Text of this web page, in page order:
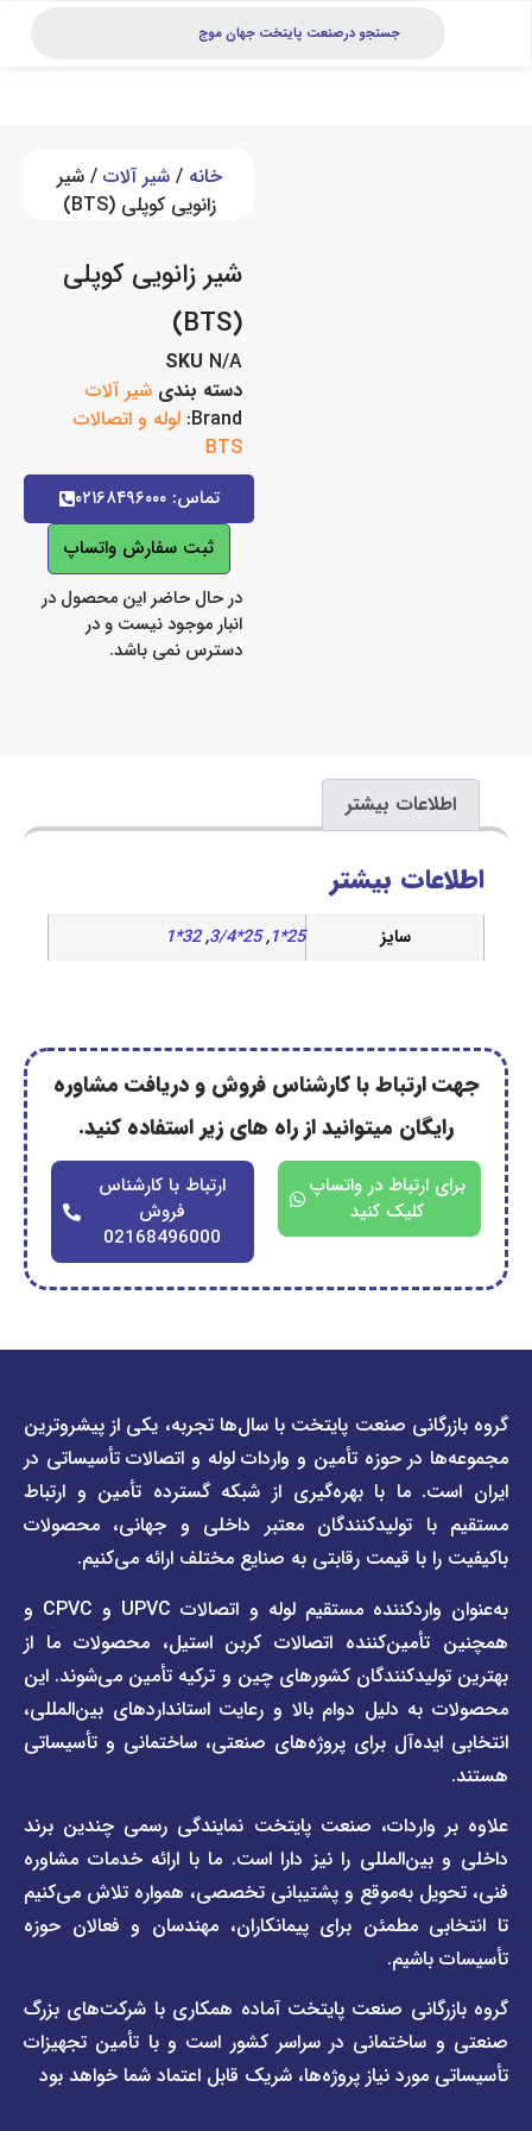
شیر آلات/ شیر
زانویی کوپلی (BTS)
شیر زانویی کوپلی
شیر آلات
لوله و اتصالات
ثبت سفارش واتساپ
در حال حاضر این محصول در
انبار موجود نیست و در
دسترس نمی باشد.
بیشتر
بیشتر
25*1
,
32*1
با کارشناس فروش و دریافت مشاوره
میتوانید از راه های زیر استفاده کنید.
ارتباط با کارشناس
02168496000
در واتساپ
کلیک کنید
صنعت پایتخت با سال‌ها تجربه، یکی از پیشروترین
حوزه تأمین و واردات لوله و اتصالات تأسیساتی در
ما با بهره‌گیری از شبکه گسترده تأمین و ارتباط
تولیدکنندگان معتبر داخلی و جهانی، محصولات
با قیمت رقابتی به صنایع مختلف ارائه می‌کنیم.
به‌عنوان واردکننده مستقیم لوله و اتصالات UPVC و CPVC و
اتصالات کربن استیل، محصولات ما از
کشورهای چین و ترکیه تأمین می‌شوند. این
دلیل دوام بالا و رعایت استانداردهای بین‌المللی،
برای پروژه‌های صنعتی، ساختمانی و تأسیساتی
صنعت پایتخت نمایندگی رسمی چندین برند
را نیز دارا است. ما با ارائه خدمات مشاوره
به‌موقع و پشتیبانی تخصصی، همواره تلاش می‌کنیم
مطمئن برای پیمانکاران، مهندسان و فعالان حوزه
صنعت پایتخت آماده همکاری با شرکت‌های بزرگ
در سراسر کشور است و با تأمین تجهیزات
نیاز پروژه‌ها، شریک قابل اعتماد شما خواهد بود
دسترسی
سریع
صفحه
لیست
قیمت
صفحه
برند
پیمتاش
صفحه
برند
فاراب
پول
دسترسی
سریع
درباره
ما
قوانین
و
مقررات
وبلاگ
خبری